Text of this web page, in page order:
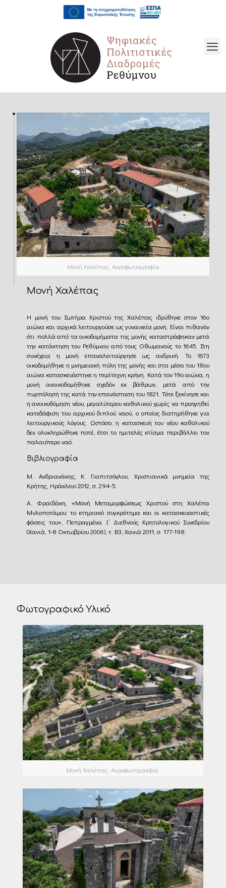
Μονή Χαλέπας. Αεροφωτογραφία
Μονή Χαλέπας
Η μονή του Σωτήρα Χριστού της Χαλέπας ιδρύθηκε στον 16ο
αιώνα και αρχικά λειτουργούσε ως γυναικεία μονή. Είναι πιθανόν
ότι πολλά από τα οικοδομήματα της μονής καταστράφηκαν μετά
την κατάκτηση του Ρεθύμνου από τους Οθωμανούς το 1645. Στη
συνέχεια η μονή επαναλειτούργησε ως ανδρική. Το 1673
οικοδομήθηκε η μνημειακή πύλη της μονής και στα μέσα του 18ου
αιώνα κατασκευάστηκε η περίτεχνη κρήνη. Κατά τον 19ο αιώνα, η
μονή ανοικοδομήθηκε σχεδόν εκ βάθρων, μετά από την
πυρπόλησή της κατά την επανάσταση του 1821. Τότε ξεκίνησε και
η ανοικοδόμηση νέου, μεγαλύτερου καθολικού χωρίς να προηγηθεί
κατεδάφιση του αρχικού διπλού ναού, ο οποίος διατηρήθηκε για
λειτουργικούς λόγους. Ωστόσο, η κατασκευή του νέου καθολικού
δεν ολοκληρώθηκε ποτέ, έτσι το ημιτελές κτίσμα περιβάλλει τον
παλαιότερο ναό.
Βιβλιογραφία
Μ. Ανδριανάκης, Κ. Γιαπιτσόγλου, Χριστιανικά μνημεία της
Κρήτης, Ηράκλειο 2012, σ. 294-5.
Α. Φραϊδάκη, «Μονή Μεταμορφώσεως Χριστού στη Χαλέπα
Μυλοποτάμου: το κτηριακό συγκρότημα και οι κατασκευαστικές
φάσεις του», Πεπραγμένα Ι΄ Διεθνούς Κρητολογικού Συνεδρίου
(Χανιά, 1-8 Οκτωβρίου 2006), τ. Β3, Χανιά 2011, σ. 177-198.
Φωτογραφικό Υλικό
Μονή Χαλέπας. Αεροφωτογραφία.